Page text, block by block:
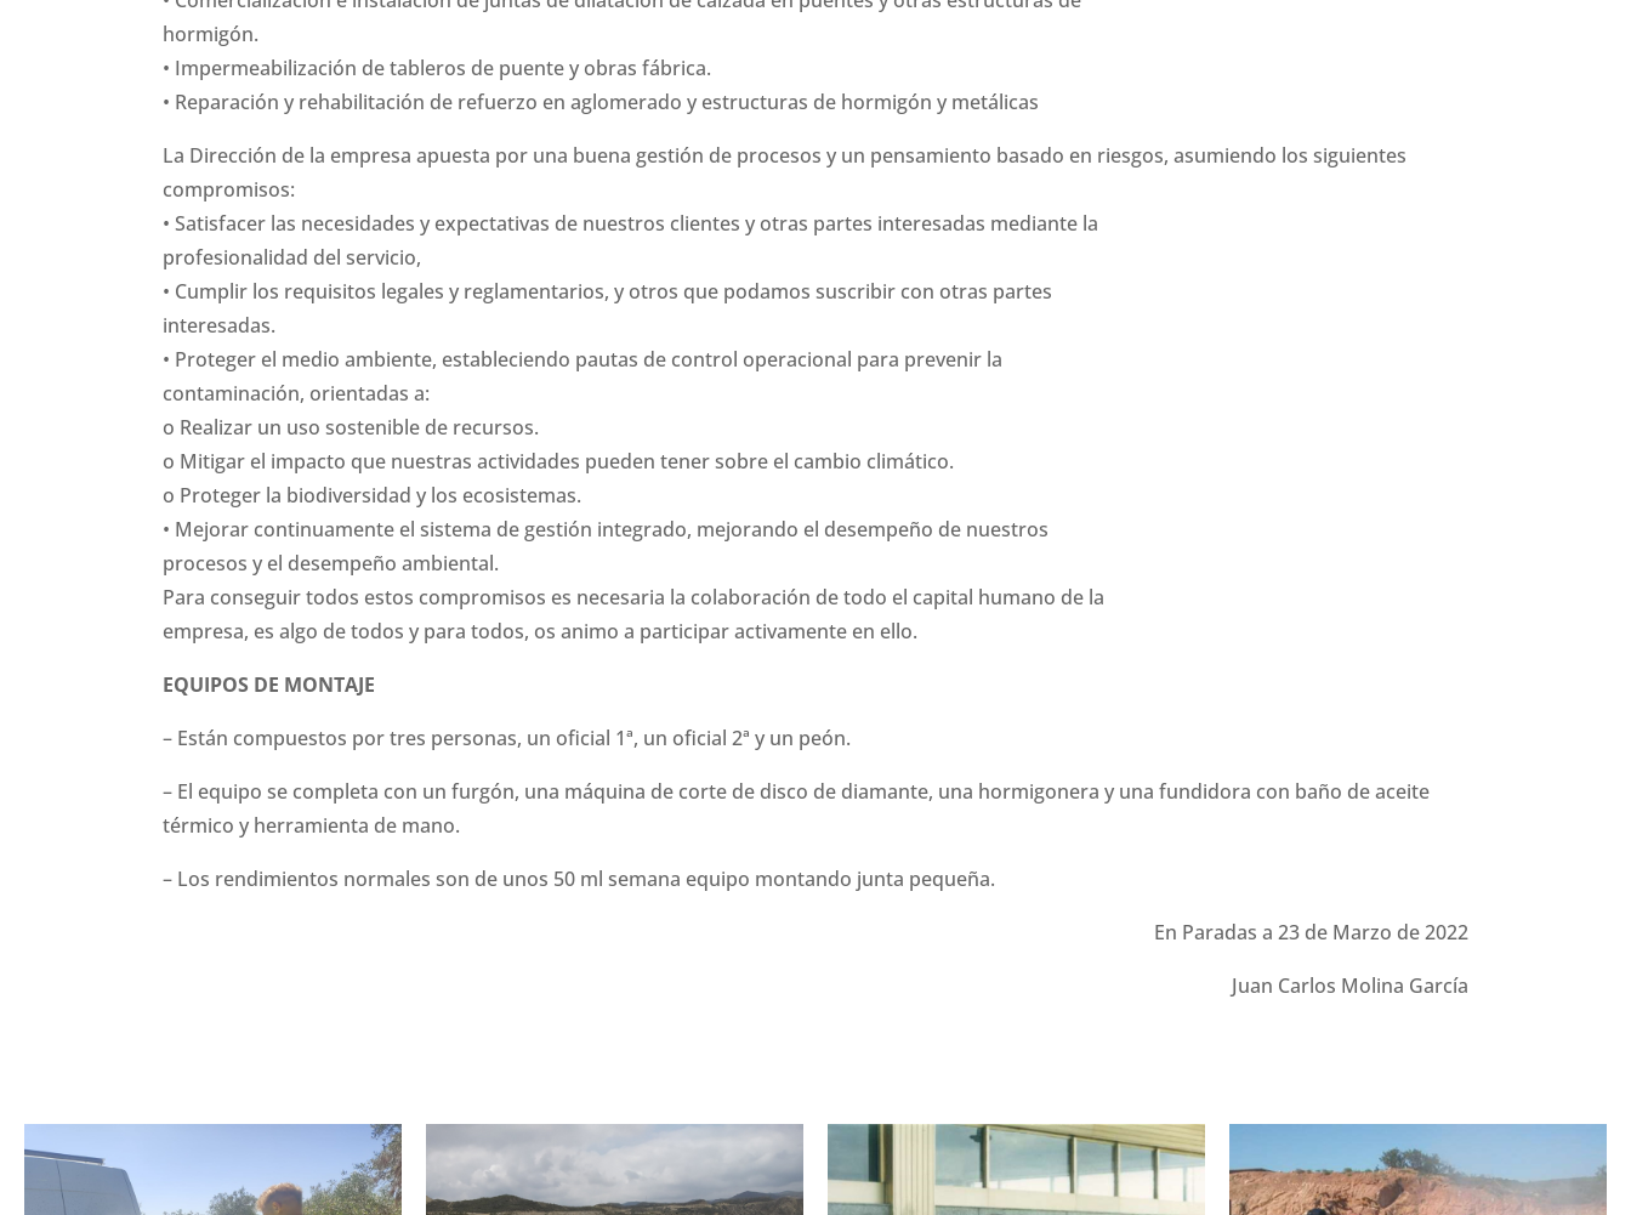
hormigón.
• Impermeabilización de tableros de puente y obras fábrica.
• Reparación y rehabilitación de refuerzo en aglomerado y estructuras de hormigón y metálicas
La Dirección de la empresa apuesta por una buena gestión de procesos y un pensamiento basado en riesgos, asumiendo los siguientes
compromisos:
• Satisfacer las necesidades y expectativas de nuestros clientes y otras partes interesadas mediante la
profesionalidad del servicio,
• Cumplir los requisitos legales y reglamentarios, y otros que podamos suscribir con otras partes
interesadas.
• Proteger el medio ambiente, estableciendo pautas de control operacional para prevenir la
contaminación, orientadas a:
o Realizar un uso sostenible de recursos.
o Mitigar el impacto que nuestras actividades pueden tener sobre el cambio climático.
o Proteger la biodiversidad y los ecosistemas.
• Mejorar continuamente el sistema de gestión integrado, mejorando el desempeño de nuestros
procesos y el desempeño ambiental.
Para conseguir todos estos compromisos es necesaria la colaboración de todo el capital humano de la
empresa, es algo de todos y para todos, os animo a participar activamente en ello.
EQUIPOS DE MONTAJE
– Están compuestos por tres personas, un oficial 1ª, un oficial 2ª y un peón.
– El equipo se completa con un furgón, una máquina de corte de disco de diamante, una hormigonera y una fundidora con baño de aceite
térmico y herramienta de mano.
– Los rendimientos normales son de unos 50 ml semana equipo montando junta pequeña.
En Paradas a 23 de Marzo de 2022
Juan Carlos Molina García